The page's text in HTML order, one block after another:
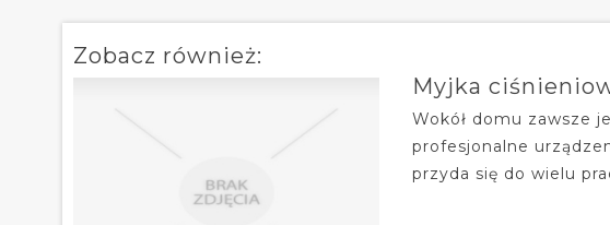
Zobacz również:
Myjka
Wokół domu zawsze
profesjonalne
przyda się do wielu